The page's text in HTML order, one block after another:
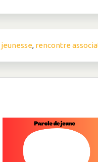
jeunesse, rencontre